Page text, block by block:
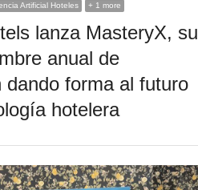
Artificial Hoteles + 1 more
lanza MasteryX, su
anual de
dando forma al futuro
hotelera